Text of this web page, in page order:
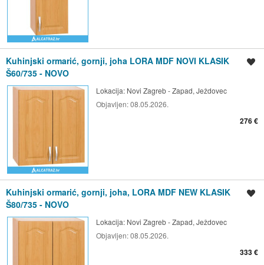
Kuhinjski ormarić, gornji, joha LORA MDF NOVI KLASIK
Š60/735 - NOVO
Lokacija: Novi Zagreb - Zapad, Ježdovec
Objavljen:08.05.2026.
276 €
Kuhinjski ormarić, gornji, joha, LORA MDF NEW KLASIK
Š80/735 - NOVO
Lokacija: Novi Zagreb - Zapad, Ježdovec
Objavljen:08.05.2026.
333 €